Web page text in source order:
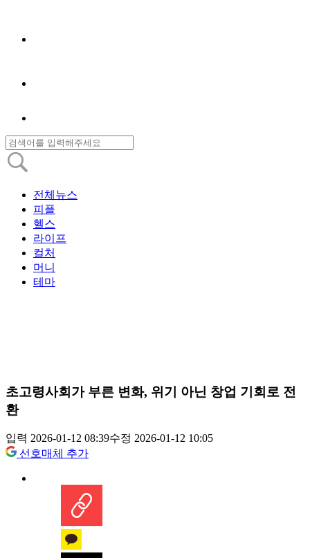
전체뉴스
피플
헬스
라이프
컬처
머니
테마
초고령사회가 부른 변화, 위기 아닌 창업 기회로 전
환
입력 2026-01-12 08:39수정 2026-01-12 10:05
선호매체 추가